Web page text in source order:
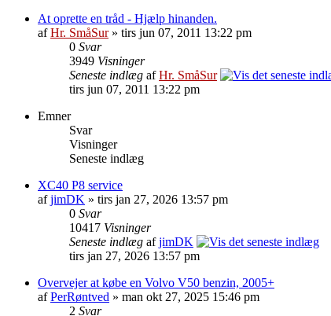
At oprette en tråd - Hjælp hinanden.
afHr. SmåSur» tirs jun 07, 2011 13:22 pm
0 Svar
3949 Visninger
Seneste indlæg afHr. SmåSur
tirs jun 07, 2011 13:22 pm
Emner
Svar
Visninger
Seneste indlæg
XC40 P8 service
afjimDK » tirs jan 27, 2026 13:57 pm
0 Svar
10417 Visninger
Seneste indlæg afjimDK
tirs jan 27, 2026 13:57 pm
Overvejer at købe en Volvo V50 benzin, 2005+
afPerRøntved » man okt 27, 2025 15:46 pm
2 Svar